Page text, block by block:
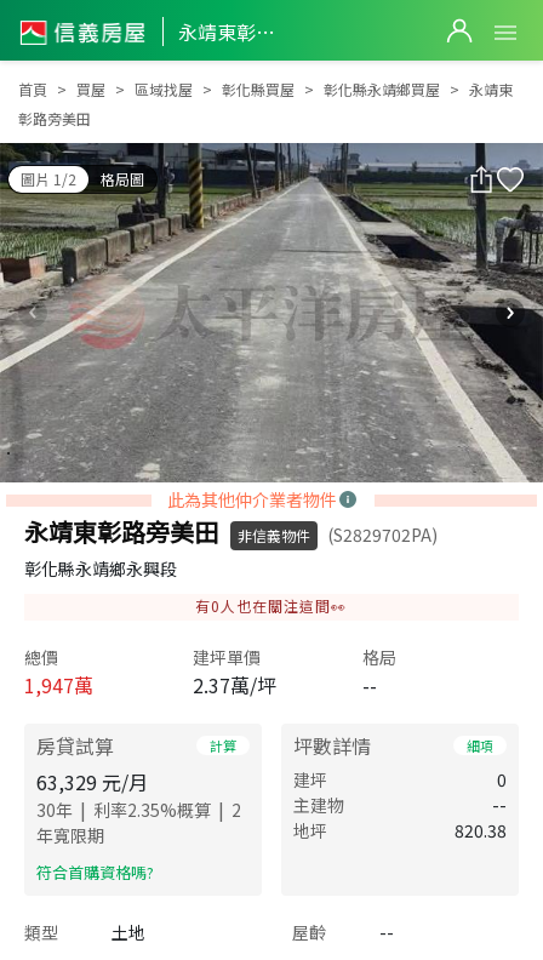
永靖東彰路旁美田
永靖東彰路旁美田
首頁 買屋 區域找屋 彰化縣買屋 彰化縣永靖鄉買屋
永靖東
彰路旁美田
圖片 1/2 格局圖
此為其他仲介業者物件
永靖東彰路旁美田 非信義物件
(S2829702PA)
彰化縣永靖鄉永興段
有0 人也在關注這間👀
總價
1,947萬
建坪單價
2.37萬/坪
格局
--
房貸試算 計算
63,329 元/月
30年 | 利率2.35%概算 | 2
年寬限期
​符合首購資格嗎?
坪數詳情 細項
建坪
0
主建物
--
地坪
820.38
類型 土地 屋齡
--